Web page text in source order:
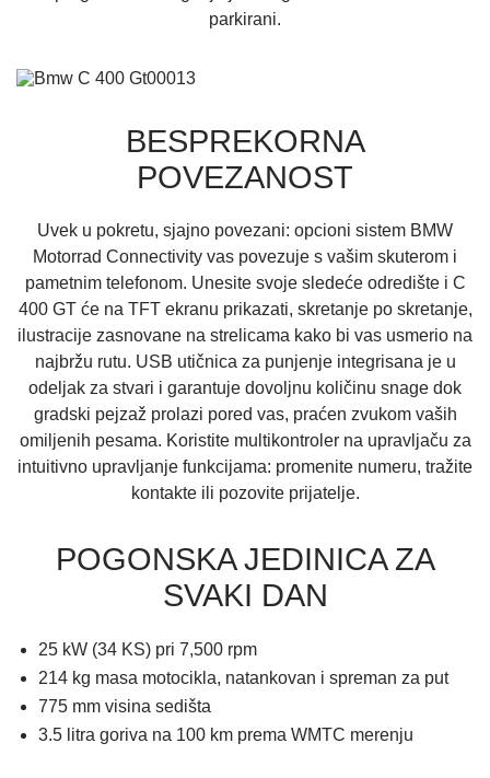
parkirani.
BESPREKORNA
POVEZANOST
Uvek u pokretu, sjajno povezani: opcioni sistem BMW
Motorrad Connectivity vas povezuje s vašim skuterom i
pametnim telefonom. Unesite svoje sledeće odredište i C
400 GT će na TFT ekranu prikazati, skretanje po skretanje,
ilustracije zasnovane na strelicama kako bi vas usmerio na
najbržu rutu. USB utičnica za punjenje integrisana je u
odeljak za stvari i garantuje dovoljnu količinu snage dok
gradski pejzaž prolazi pored vas, praćen zvukom vaših
omiljenih pesama. Koristite multikontroler na upravljaču za
intuitivno upravljanje funkcijama: promenite numeru, tražite
kontakte ili pozovite prijatelje.
POGONSKA JEDINICA ZA
SVAKI DAN
25 kW (34 KS) pri 7,500 rpm
214 kg masa motocikla, natankovan i spreman za put
775 mm visina sedišta
3.5 litra goriva na 100 km prema WMTC merenju